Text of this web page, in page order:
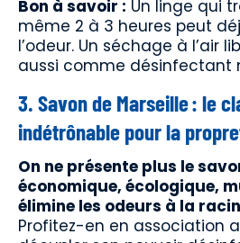
Bon à savoir : Un linge qui
même 2 à 3 heures peut
l’odeur. Un séchage à l’air
aussi comme désinfectant
3. Savon de Marseille : le
indétrônable pour la
On ne présente plus le
économique, écologique,
élimine les odeurs à la
Profitez-en en association